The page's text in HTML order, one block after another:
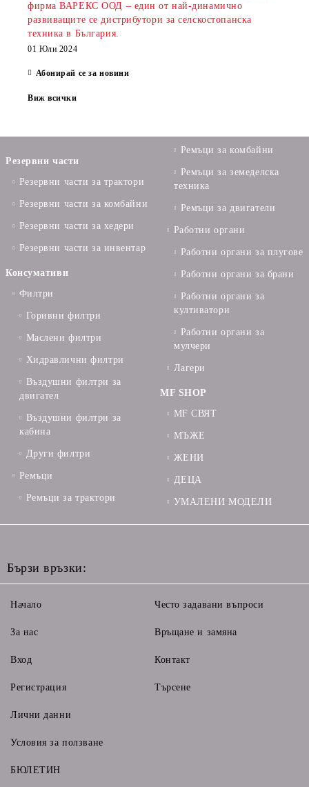
фирма ВАРЕКС ООД – един от най-динамично
развиващите се дистрибутори за селскостопанска
техника в България.
01 Юли 2024
Абонирай се за новини
Виж всички
Резервни части
Резервни части за трактори
Резервни части за комбайни
Резервни части за хедери
Резервни части за инвентар
Консумативи
Филтри
Горивни филтри
Маслени филтри
Хидравлични филтри
Въздушни филтри за
двигател
Въздушни филтри за
кабина
Други филтри
Ремъци
Ремъци за трактори
Ремъци за комбайни
Ремъци за земеделска
техника
Ремъци за двигатели
Работни органи
Работни органи за плугове
Работни органи за брани
Работни органи за
култиватори
Работни органи за
мулчери
Лагери
MF SHOP
MF СВЯТ
МЪЖЕ
ЖЕНИ
ДЕЦА
УМАЛЕНИ МОДЕЛИ
Бързи връзки:
Начало
За нас
Вход
Регистрация
Често задавани въпроси
Връщане и замяна
Контакт
Търсене
Лични данни
Условия за ползване
БЮЛЕТИН